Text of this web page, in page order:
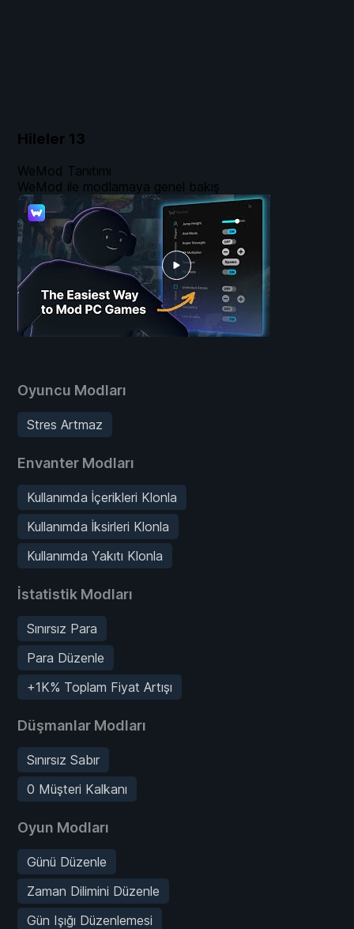
Hileler 13
Oyuncu Modları
Stres Artmaz
Envanter Modları
Kullanımda İçerikleri Klonla
Kullanımda İksirleri Klonla
Kullanımda Yakıtı Klonla
İstatistik Modları
Sınırsız Para
Para Düzenle
+1K% Toplam Fiyat Artışı
Düşmanlar Modları
Sınırsız Sabır
0 Müşteri Kalkanı
Oyun Modları
Günü Düzenle
Zaman Dilimini Düzenle
Gün Işığı Düzenlemesi
WeMod Tanıtımı
WeMod ile modlamaya genel bakış